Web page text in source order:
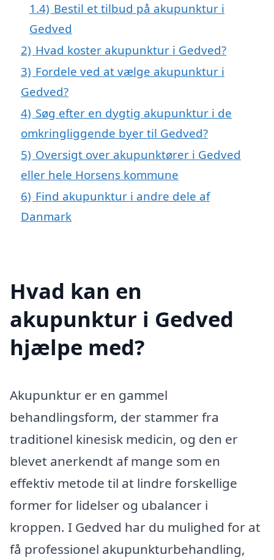
1.4) Bestil et tilbud på akupunktur i
Gedved
2) Hvad koster akupunktur i Gedved?
3) Fordele ved at vælge akupunktur i
Gedved?
4) Søg efter en dygtig akupunktur i de
omkringliggende byer til Gedved?
5) Oversigt over akupunktører i Gedved
eller hele Horsens kommune
6) Find akupunktur i andre dele af
Danmark
Hvad kan en
akupunktur i Gedved
hjælpe med?
Akupunktur er en gammel
behandlingsform, der stammer fra
traditionel kinesisk medicin, og den er
blevet anerkendt af mange som en
effektiv metode til at lindre forskellige
former for lidelser og ubalancer i
kroppen. I Gedved har du mulighed for at
få professionel akupunkturbehandling,